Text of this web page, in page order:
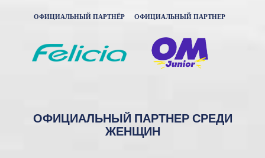
ОФИЦИАЛЬНЫЙ ПАРТНЁР ОФИЦИАЛЬНЫЙ ПАРТНЕР
ОФИЦИАЛЬНЫЙ ПАРТНЕР СРЕДИ
ЖЕНЩИН